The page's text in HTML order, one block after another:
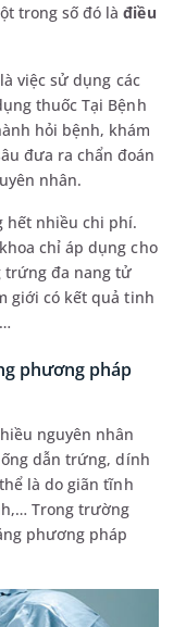
trong số đó làđiều
việc sử dụng các
thuốc Tại Bệnh
hỏi bệnh, khám
đưa ra chẩn đoán
nhân.
hết nhiều chi phí.
chỉ áp dụng cho
đa nang tử
giới có kết quả tinh
phương pháp
nguyên nhân
dẫn trứng, dính
là do giãn tĩnh
Trong trường
phương pháp